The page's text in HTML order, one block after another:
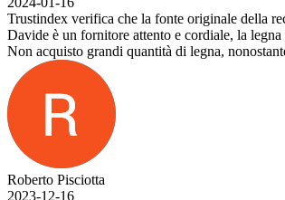
che la fonte originale della recensione sia
attento e cordiale, la legna è di ottima qualità
quantità di legna, nonostante questo, tutto lo